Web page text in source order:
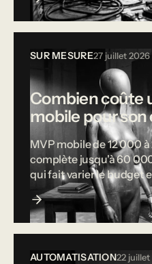
SUR MESURE27 juillet 2026
Combien coûte
mobile pour
MVP mobile de 12 000
complète jusqu'à 60
qui fait varier le budget
AUTOMATISATION22